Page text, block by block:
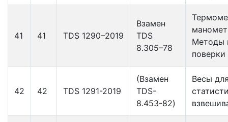
41 41 TDS 1290–2019
Взамен
TDS
8.305–78
Методы
поверки
42 42 TDS 1291-2019
(Взамен
TDS-
8.453-82)
Весы